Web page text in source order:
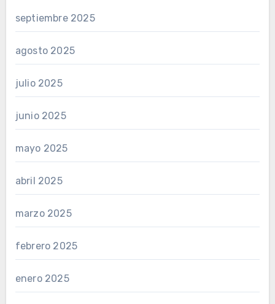
septiembre 2025
agosto 2025
julio 2025
junio 2025
mayo 2025
abril 2025
marzo 2025
febrero 2025
enero 2025